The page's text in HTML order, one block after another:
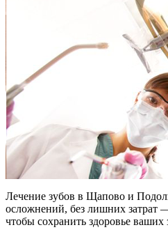
Лечение зубов в Щапово и
осложнений, без лишних затрат
чтобы сохранить здоровье ваших